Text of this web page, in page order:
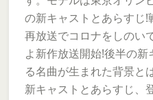
の新キャストとあらすじ!
再放送でコロナをしのい
よ新作放送開始!後半の新
る名曲が生まれた背景と
新キャストとあらすじ、